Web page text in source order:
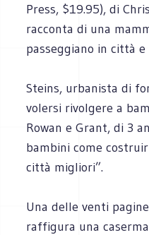
Press, $19.95), di
racconta di una
passeggiano in città
Steins, urbanista di
volersi rivolgere a
Rowan e Grant, di 3
bambini come
città migliori”.
Una delle venti
raffigura una